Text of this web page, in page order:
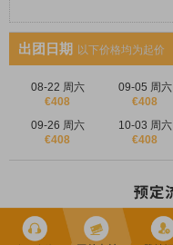
出团日期 以下价格均为起价
08-22 周六
€408
09-05 周六
€408
09-26 周六
€408
10-03 周六
€408